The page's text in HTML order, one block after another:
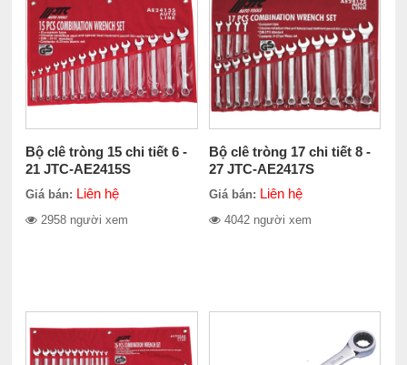
Bộ clê tròng 15 chi tiết 6 -
21 JTC-AE2415S
Giá bán: Liên hệ
2958 người xem
Bộ clê tròng 17 chi tiết 8 -
27 JTC-AE2417S
Giá bán: Liên hệ
4042 người xem